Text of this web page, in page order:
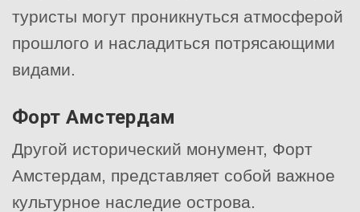
туристы могут проникнуться атмосферой
прошлого и насладиться потрясающими
видами.
Форт Амстердам
Другой исторический монумент, Форт
Амстердам, представляет собой важное
культурное наследие острова.